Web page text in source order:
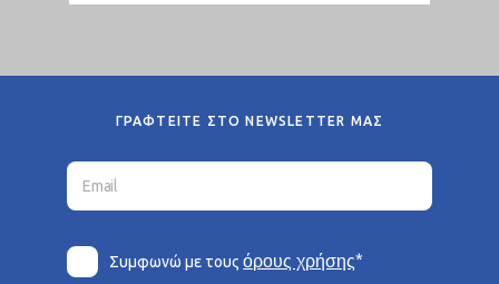
ΓΡΑΦΤΕΙΤΕ ΣΤΟ NEWSLETTER ΜΑΣ
Συμφωνώ με τουςόρους χρήσης*